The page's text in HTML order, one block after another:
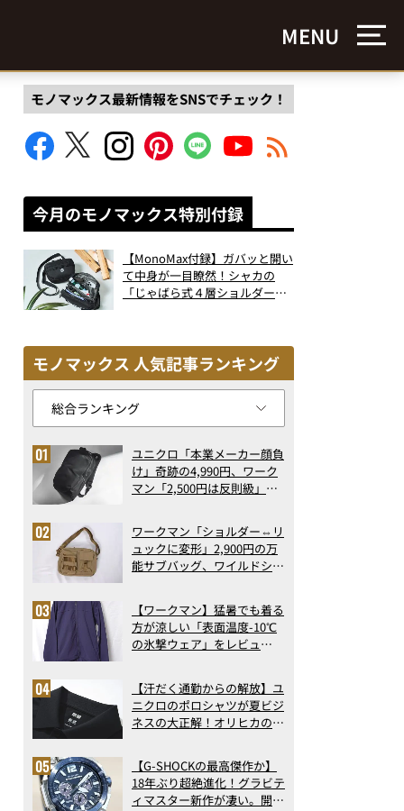
MENU
モノマックス最新情報をSNSでチェック！
今月のモノマックス特別付録
【MonoMax付録】ガバッと開い
て中身が一目瞭然！シャカの
「じゃばら式４層ショルダーバ
モノマックス 人気記事ランキング
ユニクロ「本業メーカー顔負
け」奇跡の4,990円、ワーク
マン「2,500円は反則級」凄
ト3】（2026年6月版）
ワークマン「ショルダー⇔リ
ュックに変形」2,900円の万
能サブバッグ、ワイルドシン
記事ランキングベスト3】
（2026年6月版）
【ワークマン】猛暑でも着る
方が涼しい「表面温度-10℃
の氷撃ウェア」をレビュ
【汗だく通勤からの解放】ユ
ニクロのポロシャツが夏ビジ
ネスの大正解！オリヒカの透
アの実力
【G-SHOCKの最高傑作か】
18年ぶり超絶進化！グラビテ
ィマスター新作が凄い。開発